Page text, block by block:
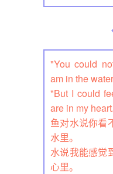
"You could
am in the
"But I could
are in my
鱼对水说你看
水里。
水说我能感觉
心里。